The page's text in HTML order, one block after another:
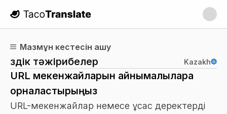
TacoTranslate
Мазмұн кестесін ашу
Үздік тәжірибелер Kazakh
URL мекенжайларын айнымалыларға
орналастырыңыз
URL-мекенжайлар немесе ұқсас деректерді